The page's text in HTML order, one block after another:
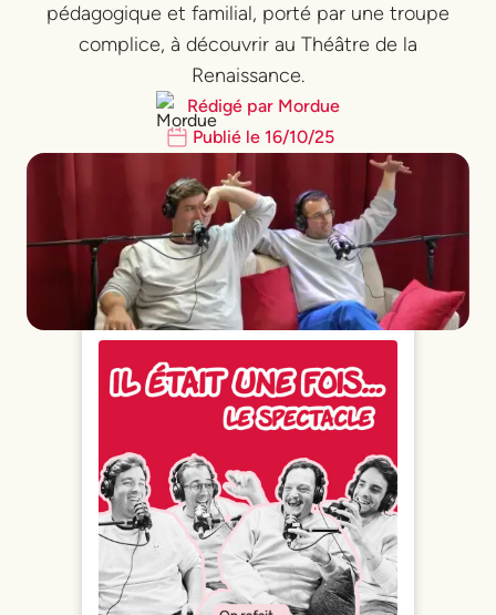
pédagogique et familial, porté par une troupe
complice, à découvrir au Théâtre de la
Renaissance.
Rédigé par Mordue
Publié le 16/10/25